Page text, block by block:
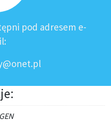
pod adresem e-